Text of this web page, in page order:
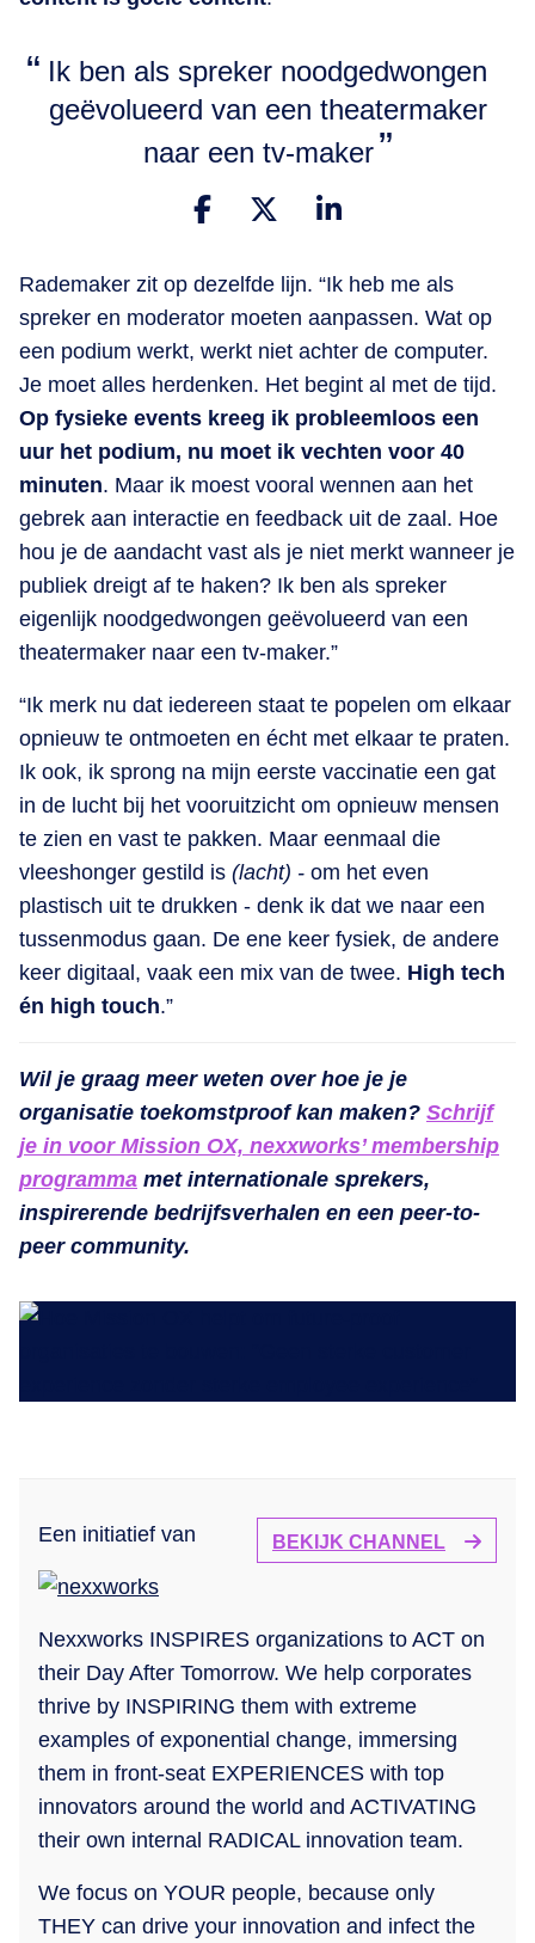
Ik ben als spreker noodgedwongen
geëvolueerd van een theatermaker
naar een tv-maker
Rademaker zit op dezelfde lijn. “Ik heb me als
spreker en moderator moeten aanpassen. Wat op
een podium werkt, werkt niet achter de computer.
Je moet alles herdenken. Het begint al met de tijd.
Op fysieke events kreeg ik probleemloos een
uur het podium, nu moet ik vechten voor 40
minuten. Maar ik moest vooral wennen aan het
gebrek aan interactie en feedback uit de zaal. Hoe
hou je de aandacht vast als je niet merkt wanneer je
publiek dreigt af te haken? Ik ben als spreker
eigenlijk noodgedwongen geëvolueerd van een
theatermaker naar een tv-maker.”
“Ik merk nu dat iedereen staat te popelen om elkaar
opnieuw te ontmoeten en écht met elkaar te praten.
Ik ook, ik sprong na mijn eerste vaccinatie een gat
in de lucht bij het vooruitzicht om opnieuw mensen
te zien en vast te pakken. Maar eenmaal die
vleeshonger gestild is (lacht) - om het even
plastisch uit te drukken - denk ik dat we naar een
tussenmodus gaan. De ene keer fysiek, de andere
keer digitaal, vaak een mix van de twee. High tech
én high touch.”
Wil je graag meer weten over hoe je je
organisatie toekomstproof kan maken? Schrijf
je in voor Mission OX, nexxworks’ membership
programma met internationale sprekers,
inspirerende bedrijfsverhalen en een peer-to-
peer community.
BEKIJK CHANNEL
Een initiatief van
Nexxworks INSPIRES organizations to ACT on
their Day After Tomorrow. We help corporates
thrive by INSPIRING them with extreme
examples of exponential change, immersing
them in front-seat EXPERIENCES with top
innovators around the world and ACTIVATING
their own internal RADICAL innovation team.
We focus on YOUR people, because only
THEY can drive your innovation and infect the